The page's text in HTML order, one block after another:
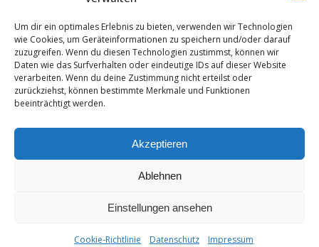
Um dir ein optimales Erlebnis zu bieten, verwenden wir Technologien
wie Cookies, um Geräteinformationen zu speichern und/oder darauf
zuzugreifen. Wenn du diesen Technologien zustimmst, können wir
Daten wie das Surfverhalten oder eindeutige IDs auf dieser Website
verarbeiten. Wenn du deine Zustimmung nicht erteilst oder
zurückziehst, können bestimmte Merkmale und Funktionen
beeinträchtigt werden.
Akzeptieren
Ablehnen
Einstellungen ansehen
Cookie-Richtlinie Datenschutz Impressum
|Datenschutz|Hotelreglement| T +43-5632-408 | F